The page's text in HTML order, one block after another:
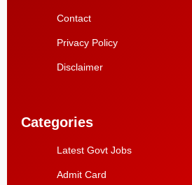
Contact
Privacy Policy
Disclaimer
Categories
Latest Govt Jobs
Admit Card